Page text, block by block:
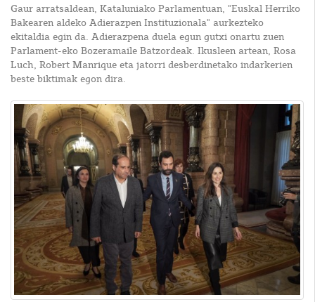
Gaur arratsaldean, Kataluniako Parlamentuan, "Euskal Herriko
Bakearen aldeko Adierazpen Instituzionala" aurkezteko
ekitaldia egin da. Adierazpena duela egun gutxi onartu zuen
Parlament-eko Bozeramaile Batzordeak. Ikusleen artean, Rosa
Luch, Robert Manrique eta jatorri desberdinetako indarkerien
beste biktimak egon dira.